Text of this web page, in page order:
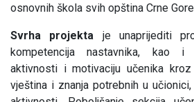
osnovnih škola svih opština Crne Gore
Svrha projekta je unaprijediti
kompetencija nastavnika, kao i
aktivnosti i motivaciju učenika kroz
vještina i znanja potrebnih u